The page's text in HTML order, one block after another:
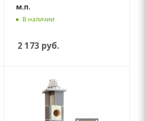
м.п.
В наличии
2 173 руб.